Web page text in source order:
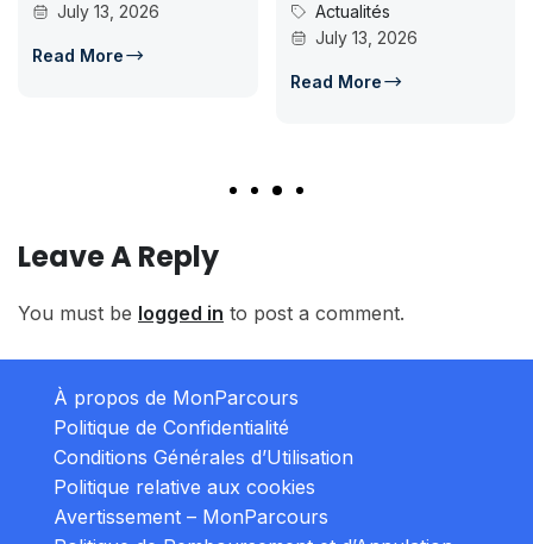
July 13, 2026
Read More
Actualités
July 13, 2026
Read More
Leave A Reply
You must be logged in to post a comment.
À propos de MonParcours
Politique de Confidentialité
Conditions Générales d’Utilisation
Politique relative aux cookies
Avertissement – MonParcours